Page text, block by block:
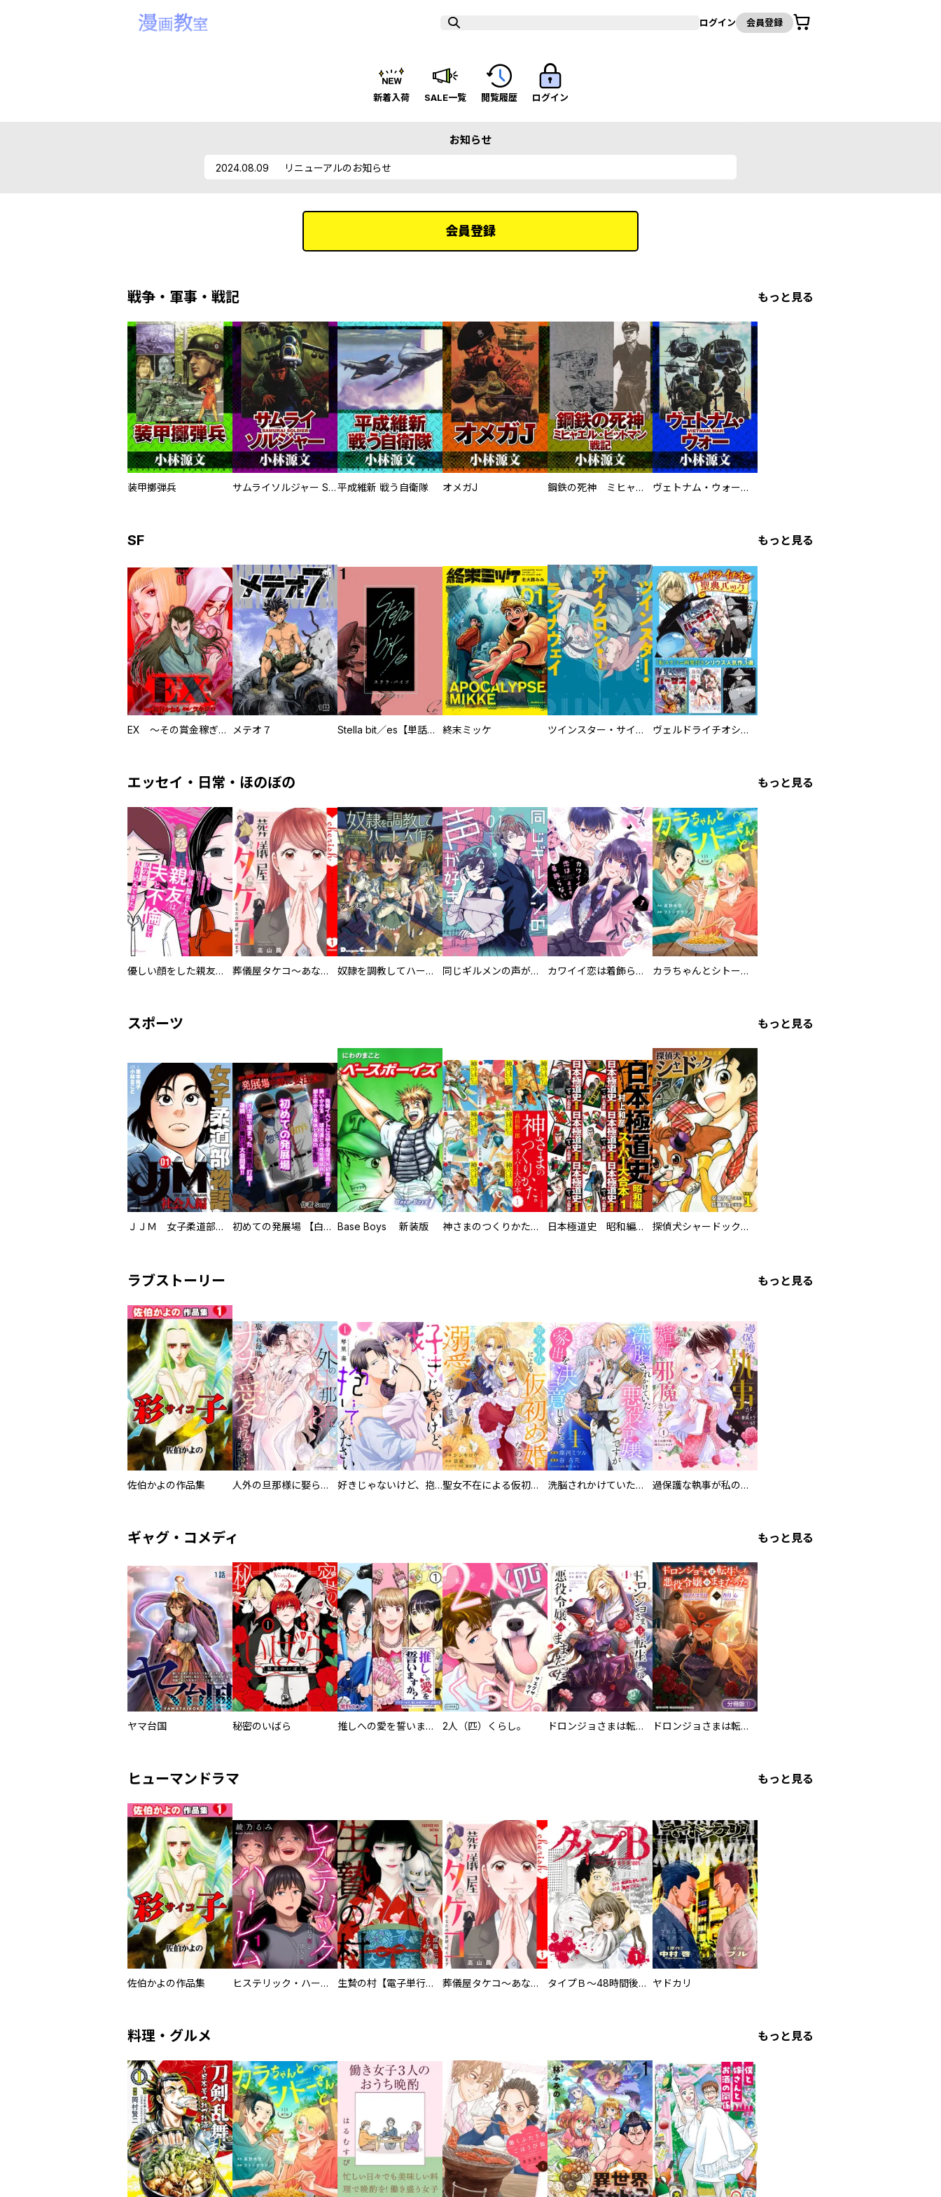
ログイン 会員登録
カート
新着入荷 SALE一覧 閲覧履歴 ログイン
お知らせ
2024.08.09 リニューアルのお知らせ
会員登録
戦争・軍事・戦記 もっと見る
装甲擲弾兵 サムライソルジャー SAMURAI SOLDIER平成維新 戦う自衛隊 オメガJ 鋼鉄の死神 ミヒャエル・ビットマン戦記 ヴェトナム・ウォー VIETNAM WAR
SF もっと見る
EX ～その賞金稼ぎは、世界の出口を探す～【単行本版】 メテオ７ Stella bit／es【単話版】 終末ミッケ ツインスター・サイクロン・ランナウェイ ヴェルドライチオシ聖典パック 『転スラ』ミニ画集付き シリウス人気作３選
エッセイ・日常・ほのぼの もっと見る
優しい顔をした親友は、夫と不倫して私の家に入り込んできた。 葬儀屋タケコ～あなたの最期、叶えます【電子単行本版】 奴隷を調教してハーレム作る 同じギルメンの声が好き カワイイ恋は着飾らない カラちゃんとシトーさんと、 【分冊版】
スポーツ もっと見る
ＪＪＭ 女子柔道部物語 社会人編 初めての発展場 【白抜き修正版】 Base Boys 新装版 神さまのつくりかた。スーパー大合本 日本極道史 昭和編 スーパー大合本 探偵犬シャードック（新装版）
ラブストーリー もっと見る
佐伯かよの作品集 人外の旦那様に娶られ毎晩ナカまで愛される…。アンソロジー 好きじゃないけど、抱いてください【電子単行本版／特典おまけ付き】 聖女不在による仮初め婚なのに、不器用な王太子に溺愛されています【電子単行本版／特典おまけ付き】 洗脳されかけていた悪役令嬢ですが家出を決意しました。【電子単行本版／特典おまけ付き】 過保護な執事が私の婚活を邪魔してきます！ 分冊版
ギャグ・コメディ もっと見る
ヤマ台国 秘密のいばら 推しへの愛を誓いますか？～アラサー女子、推しは逃げぬが人生逃げる～ 2人（匹）くらし。 ドロンジョさまは転生しても悪役令嬢のままだった ドロンジョさまは転生しても悪役令嬢のままだった【分冊版】
ヒューマンドラマ もっと見る
佐伯かよの作品集 ヒステリック・ハーレム～搾られる男と堕ちる女～【電子単行本版】 生贄の村【電子単行本版】 葬儀屋タケコ～あなたの最期、叶えます【電子単行本版】 タイプＢ～48時間後、致死率100％～【単話】 ヤドカリ
料理・グルメ もっと見る